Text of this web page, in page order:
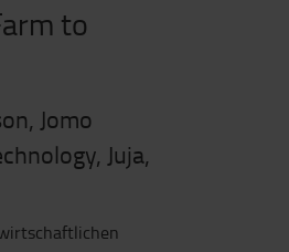
to
Jomo
Juja,